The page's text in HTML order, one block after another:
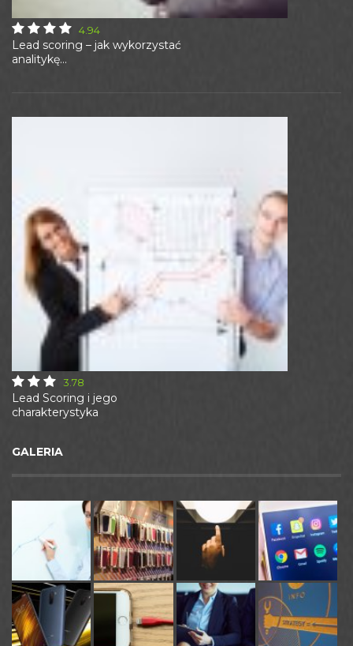
Lead scoring – jak wykorzystać
analitykę...
4.94
Lead Scoring i jego
charakterystyka
3.78
GALERIA